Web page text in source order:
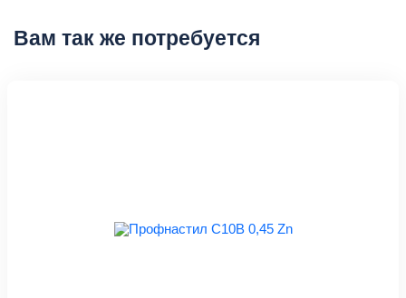
Вам так же потребуется